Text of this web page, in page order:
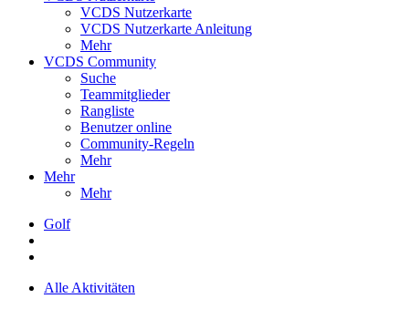
VCDS Nutzerkarte
VCDS Nutzerkarte Anleitung
Mehr
VCDS Community
Suche
Teammitglieder
Rangliste
Benutzer online
Community-Regeln
Mehr
Mehr
Mehr
Golf
Alle Aktivitäten